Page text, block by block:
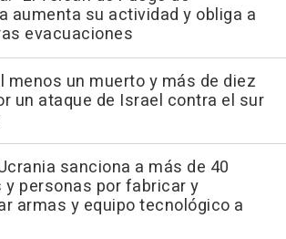
aumenta su actividad y obliga a
evacuaciones
menos un muerto y más de diez
un ataque de Israel contra el sur
sanciona a más de 40
y personas por fabricar y
armas y equipo tecnológico a